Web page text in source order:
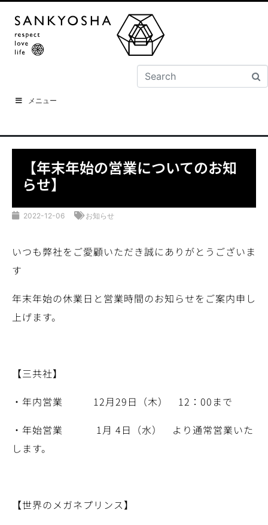
メニュー
【年末年始の営業についてのお知
らせ】
2022-12-06 お知らせ
いつも弊社をご愛顧いただき誠にありがとうございま
す
年末年始の休業日と営業時間のお知らせをご案内申し
上げます。
【三共社】
・年内営業 12月29日（木） 12：00まで
・年始営業 1月 4日（水） より通常営業いた
します。
【世界のメガネプリンス】